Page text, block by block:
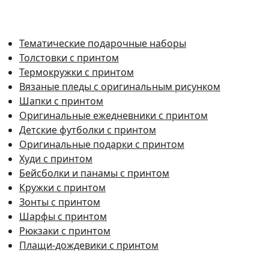
Тематические подарочные наборы
Толстовки с принтом
Термокружки с принтом
Вязаные пледы с оригинальным рисунком
Шапки с принтом
Оригинальные ежедневники с принтом
Детские футболки с принтом
Оригинальные подарки с принтом
Худи с принтом
Бейсболки и панамы с принтом
Кружки с принтом
Зонты с принтом
Шарфы с принтом
Рюкзаки с принтом
Плащи-дождевики с принтом